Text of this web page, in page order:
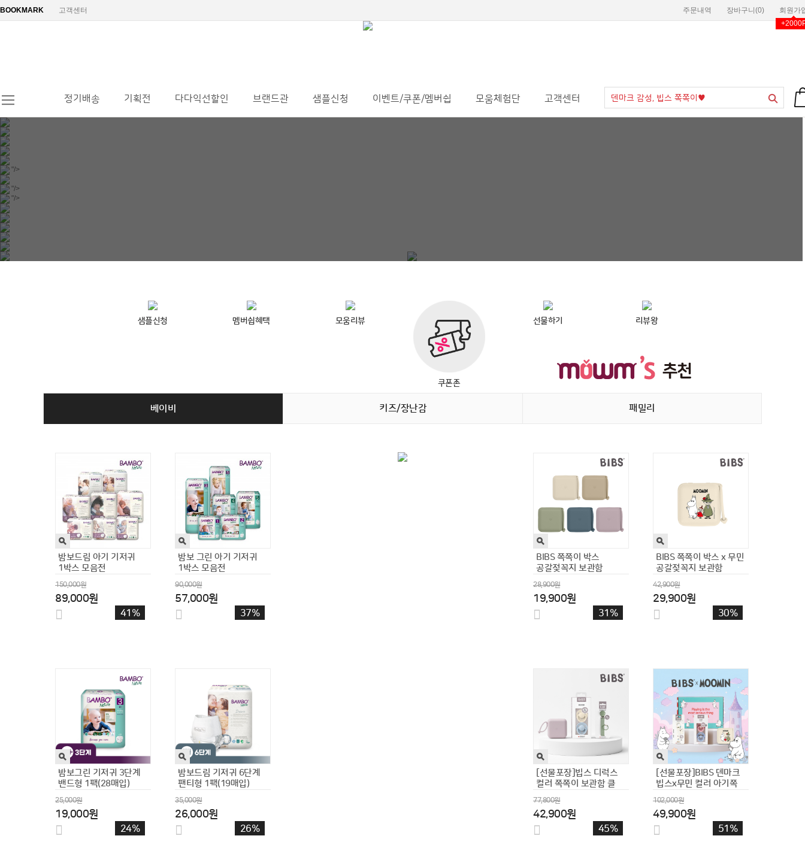
BOOKMARK 고객센터
회원가
장바구니(0)
주문내역
정기배송 기획전 다다익선할인 브랜드관 샘플신청 이벤트/쿠폰/멤버쉽 모움체험단 고객센터
"/>
"/>
"/>
샘플신청 멤버쉽혜택 모움리뷰
쿠폰존
선물하기 리뷰왕
베이비 키즈/장난감 패밀리
짐플리키즈 유아입욕제
목욕놀이 바프포션 7250
53,400원
37,200원
30%
짐플리키즈
유아버블클렌저 버블건
15,300원
6,500원
[짐플리키즈]
300ml 소
8,900원
[짐플리키즈]
300ml 포
8,900원
플랜토이즈 원목장난감
주방놀이 바비큐 플레이
159,000원
109,000원
31%
플랜토이즈 원목 브런치
소꿉놀이 세트 모음전
60,000원
26,900원
55%
플랜토이즈 원목장난감
플레이 3종 세트 6개월
77,000원
44,700원
42%
플랜토이즈 원목 장난감
주방놀이 음료세트 5종
35,000원
22,900원
35%